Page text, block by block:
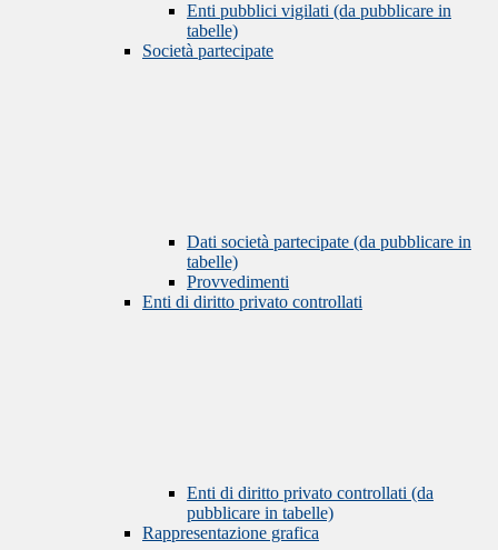
Enti pubblici vigilati (da pubblicare in
tabelle)
Società partecipate
Dati società partecipate (da pubblicare in
tabelle)
Provvedimenti
Enti di diritto privato controllati
Enti di diritto privato controllati (da
pubblicare in tabelle)
Rappresentazione grafica